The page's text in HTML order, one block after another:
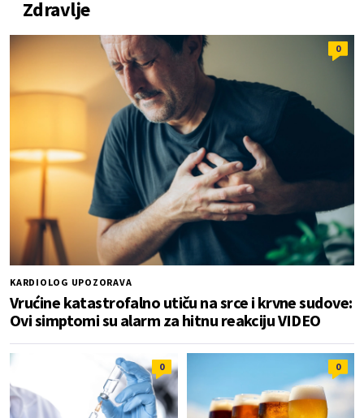
Zdravlje
0
KARDIOLOG UPOZORAVA
Vrućine katastrofalno utiču na srce i krvne sudove:
Ovi simptomi su alarm za hitnu reakciju VIDEO
0 0